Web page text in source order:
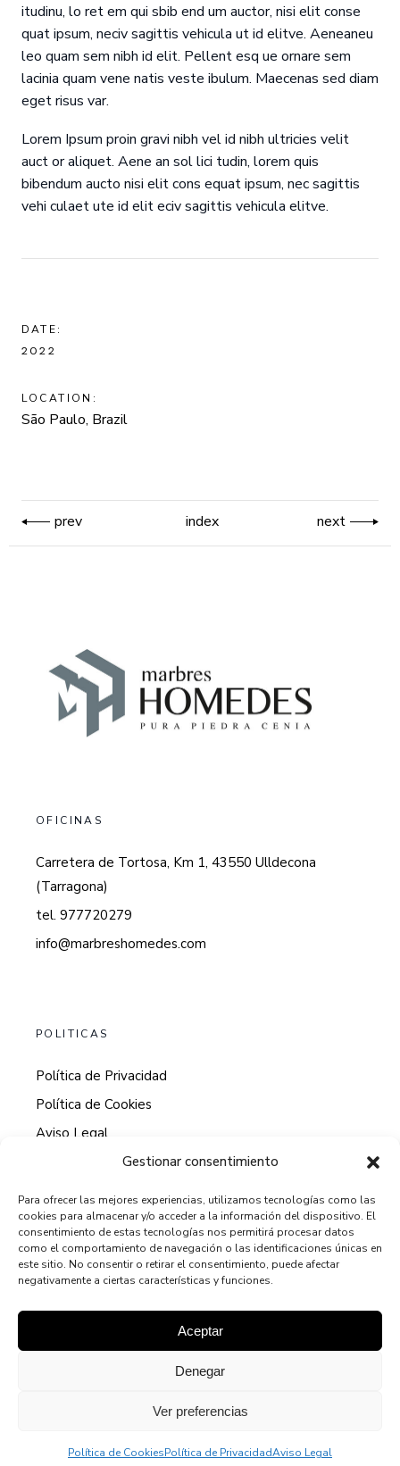
Gestionar consentimiento
Para ofrecer las mejores experiencias, utilizamos tecnologías como las
cookies para almacenar y/o acceder a la información del dispositivo. El
consentimiento de estas tecnologías nos permitirá procesar datos
como el comportamiento de navegación o las identificaciones únicas en
este sitio. No consentir o retirar el consentimiento, puede afectar
negativamente a ciertas características y funciones.
Aceptar
Denegar
Ver preferencias
Política de CookiesPolítica de PrivacidadAviso Legal
DATE:
2022
LOCATION:
São Paulo, Brazil
itudinu, lo ret em qui sbib end um auctor, nisi elit conse
quat ipsum, neciv sagittis vehicula ut id elitve. Aeneaneu
leo quam sem nibh id elit. Pellent esq ue ornare sem
lacinia quam vene natis veste ibulum. Maecenas sed diam
eget risus var.
Lorem Ipsum proin gravi nibh vel id nibh ultricies velit
auct or aliquet. Aene an sol lici tudin, lorem quis
bibendum aucto nisi elit cons equat ipsum, nec sagittis
vehi culaet ute id elit eciv sagittis vehicula elitve.
prev index next
OFICINAS
Carretera de Tortosa, Km 1, 43550 Ulldecona
(Tarragona)
tel. 977720279
info@marbreshomedes.com
POLITICAS
Política de Privacidad
Política de Cookies
Aviso Legal
HORARIO DE ATENCION AL CLIENTE
9:00 - 13:00
MARBRESHOMEDES.COM